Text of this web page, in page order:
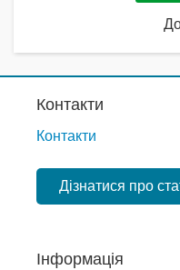
Контакти
Контакти
Дізнатися про
Інформація